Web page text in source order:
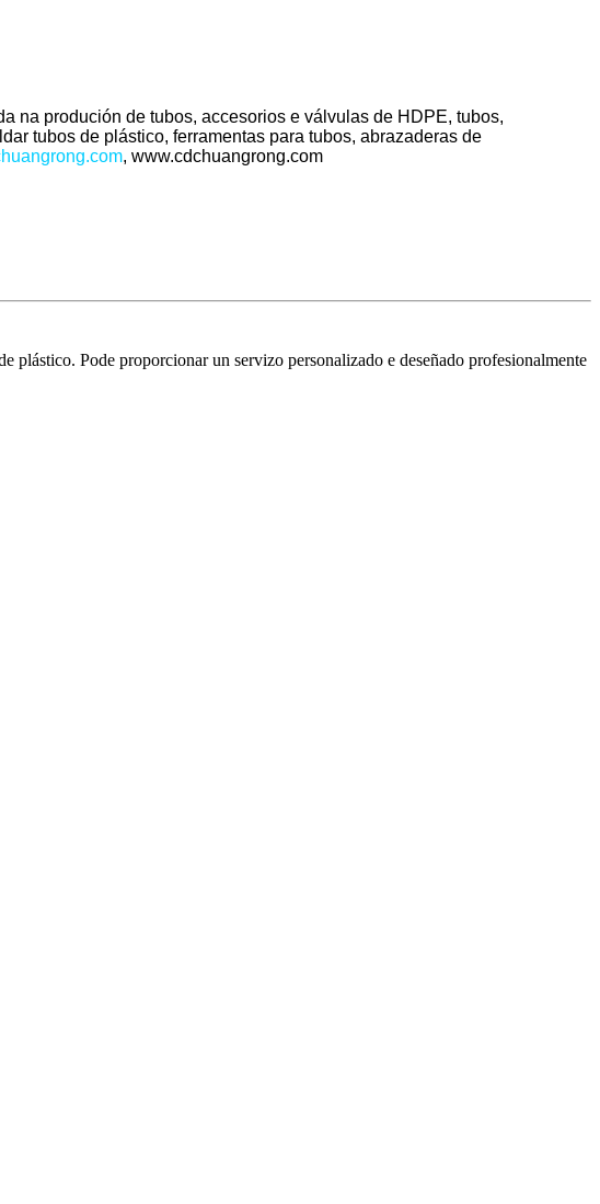
na produción de tubos, accesorios e válvulas de HDPE, tubos,
tubos de plástico, ferramentas para tubos, abrazaderas de
, www.cdchuangrong.com
Pode proporcionar un servizo personalizado e deseñado profesionalmente